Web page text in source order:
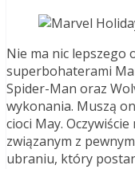
Nie ma nic lepszego
superbohaterami
Spider-Man oraz
wykonania. Muszą
cioci May.
związanym z
ubraniu, który